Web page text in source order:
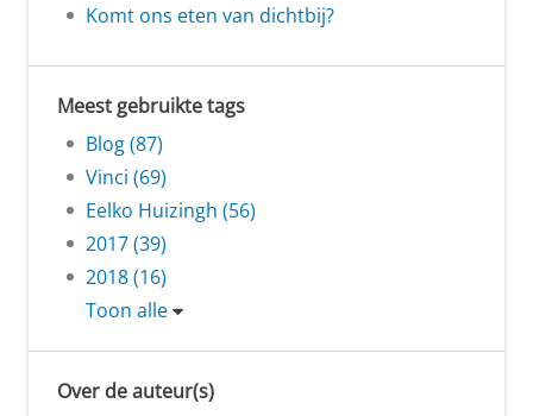
Komt ons eten van dichtbij?
Meest gebruikte tags
Blog (87)
Vinci (69)
Eelko Huizingh (56)
2017 (39)
2018 (16)
Toon alle
Over de auteur(s)